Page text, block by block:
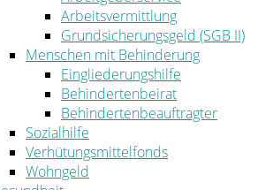
Arbeitsvermittlung
Grundsicherungsgeld (SGB II)
Menschen mit Behinderung
Eingliederungshilfe
Behindertenbeirat
Behindertenbeauftragter
Sozialhilfe
Verhütungsmittelfonds
Wohngeld